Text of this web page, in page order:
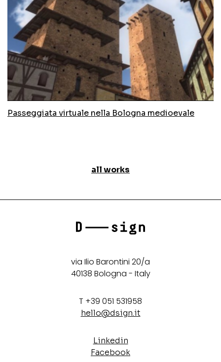
Passeggiata virtuale nella Bologna medioevale
all works
via Ilio Barontini 20/a
40138 Bologna - Italy
T +39 051 531958
hello@dsign.it
Linkedin
Facebook